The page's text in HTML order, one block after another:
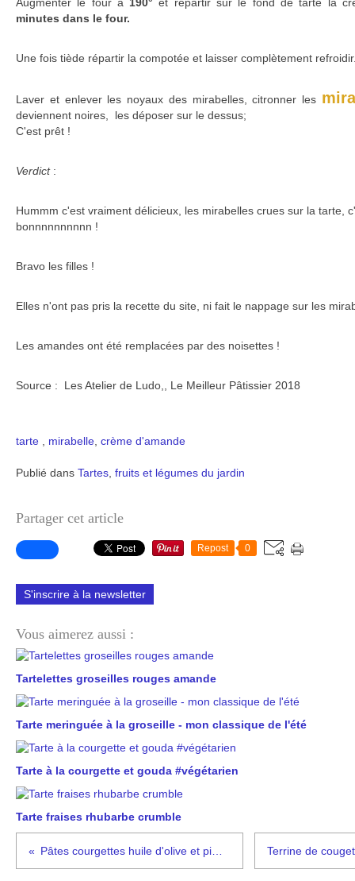
minutes dans le four.
Une fois tiède répartir la compotée et laisser complètement
Laver et enlever les noyaux des mirabelles, citronner les
deviennent noires, les déposer sur le dessus;
C'est prêt !
Verdict :
Hummm c'est vraiment délicieux, les mirabelles crues sur la tarte,
bonnnnnnnnnn !
Bravo les filles !
Elles n'ont pas pris la recette du site, ni fait le nappage sur les
Les amandes ont été remplacées par des noisettes !
Source : Les Atelier de Ludo,, Le Meilleur Pâtissier 2018
tarte mirabelle crème d'amande
Publié dans Tartes fruits et légumes du jardin
Partager cet article
Repost 0
S'inscrire à la newsletter
Vous aimerez aussi :
Tartelettes groseilles rouges amande
Tarte meringuée à la groseille - mon classique de l'été
Tarte à la courgette et gouda #végétarien
Tarte fraises rhubarbe crumble